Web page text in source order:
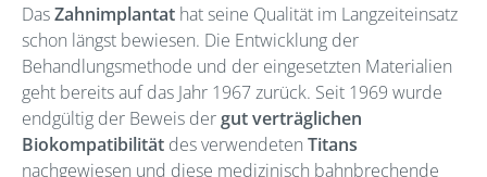
DasZahnimplantat hat seine Qualität im Langzeiteinsatz
schon längst bewiesen. Die Entwicklung der
Behandlungsmethode und der eingesetzten Materialien
geht bereits auf das Jahr 1967 zurück. Seit 1969 wurde
endgültig der Beweis der gut verträglichen
Biokompatibilität des verwendeten Titans
nachgewiesen und diese medizinisch bahnbrechende